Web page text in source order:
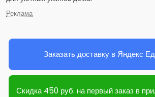
Реклама
Заказать доставку в Яндекс
Скидка 450 руб. на первый заказ в